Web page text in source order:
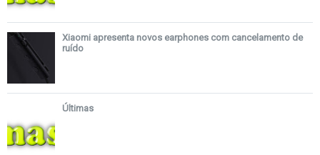
Xiaomi apresenta novos earphones com cancelamento de
ruído
Últimas